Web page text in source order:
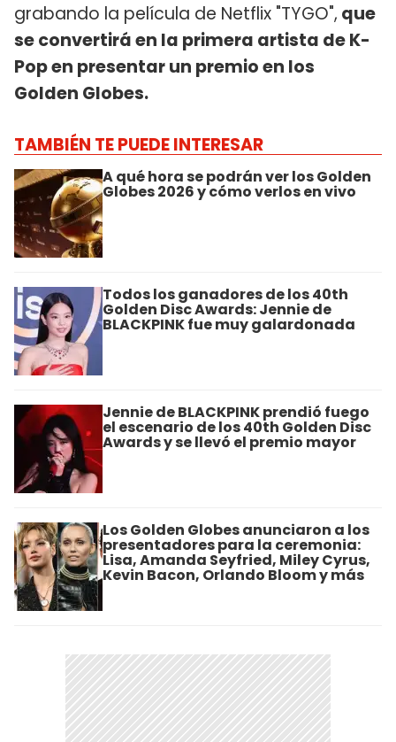
grabando la película de Netflix "TYGO", que
se convertirá en la primera artista de K-
Pop en presentar un premio en los
Golden Globes.
TAMBIÉN TE PUEDE INTERESAR
A qué hora se podrán ver los Golden
Globes 2026 y cómo verlos en vivo
Todos los ganadores de los 40th
Golden Disc Awards: Jennie de
BLACKPINK fue muy galardonada
Jennie de BLACKPINK prendió fuego
el escenario de los 40th Golden Disc
Awards y se llevó el premio mayor
Los Golden Globes anunciaron a los
presentadores para la ceremonia:
Lisa, Amanda Seyfried, Miley Cyrus,
Kevin Bacon, Orlando Bloom y más